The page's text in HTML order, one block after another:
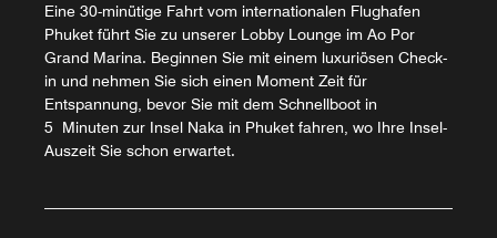
Eine 30-minütige Fahrt vom internationalen Flughafen
Phuket führt Sie zu unserer Lobby Lounge im Ao Por
Grand Marina. Beginnen Sie mit einem luxuriösen Check-
in und nehmen Sie sich einen Moment Zeit für
Entspannung, bevor Sie mit dem Schnellboot in
5 Minuten zur Insel Naka in Phuket fahren, wo Ihre Insel-
Auszeit Sie schon erwartet.